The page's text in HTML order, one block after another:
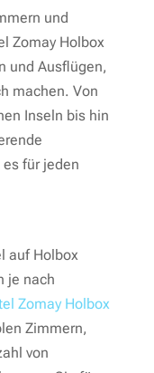
und
Zomay Holbox
und Ausflügen,
machen. Von
Inseln bis hin
für jeden
auf Holbox
je nach
Zomay Holbox
Zimmern,
von